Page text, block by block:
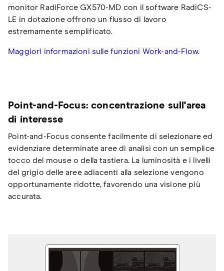
monitor RadiForce GX570-MD con il software RadiCS-
LE in dotazione offrono un flusso di lavoro
estremamente semplificato.
Maggiori informazioni sulle funzioni Work-and-Flow.
Point-and-Focus: concentrazione sull'area
di interesse
Point-and-Focus consente facilmente di selezionare ed
evidenziare determinate aree di analisi con un semplice
tocco del mouse o della tastiera. La luminosità e i livelli
del grigio delle aree adiacenti alla selezione vengono
opportunamente ridotte, favorendo una visione più
accurata.